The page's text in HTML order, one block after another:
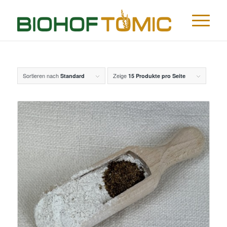
Sortieren nach Standard Zeige 15 Produkte pro Seite